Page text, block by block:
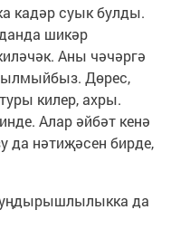
кадәр суык булды.
шикәр
Аны чәчәргә
Дөрес,
килер, ахры.
Алар әйбәт кенә
да нәтиҗәсен бирде,
уңдырышлылыкка да